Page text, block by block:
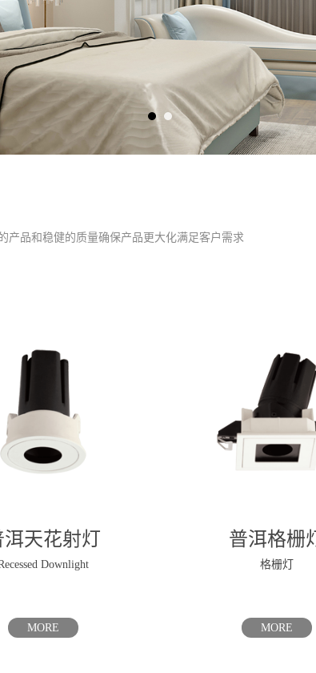
产品和稳健的质量确保产品更大化满足客户需求
天花射灯
Downlight
MORE
普洱格栅灯
格栅灯
MORE